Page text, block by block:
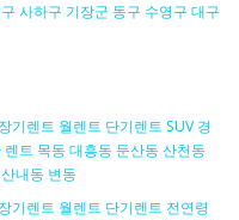
사하구 기장군 동구 수영구 대구
기렌트 월렌트 단기렌트 SUV 경
트 목동 대흥동 둔산동 산천동
내동 변동
기렌트 월렌트 단기렌트 전연령